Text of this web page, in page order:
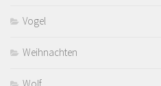
Vogel
Weihnachten
Wolf